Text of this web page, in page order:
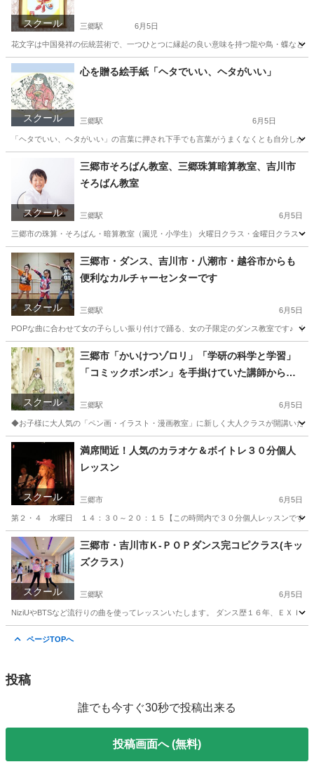
スクール 三郷駅 6月5日
花文字は中国発祥の伝統芸術で、一つひとつに縁起の良い意味を持つ龍や鳥・蝶など
埼玉 三郷市 三郷駅 その他 花文字
スクール
心を贈る絵手紙「ヘタでいい、ヘタがいい」
三郷駅 6月5日
「ヘタでいい、ヘタがいい」の言葉に押され下手でも言葉がうまくなくとも自分し
三郷駅 その他 絵手紙
スクール
三郷市そろばん教室、三郷珠算暗算教室、吉川市
そろばん教室
三郷駅 6月5日
三郷市の珠算・そろばん・暗算教室（園児・小学生） 火曜日クラス・金曜日クラス
埼玉 三郷市 三郷駅 その他 そろばん
スクール
三郷市・ダンス、吉川市・八潮市・越谷市からも
便利なカルチャーセンターです
三郷駅 6月5日
POPな曲に合わせて女の子らしい振り付けで踊る、女の子限定のダンス教室です♪ 《
埼玉 三郷市 三郷駅 その他 埼玉 三郷市 三郷中央駅
その他 カルチャーセンター
スクール
三郷市「かいけつゾロリ」「学研の科学と学習」
「コミックボンボン」を手掛けていた講師から学
三郷駅 6月5日
◆お子様に大人気の「ペン画・イラスト・漫画教室」に新しく大人クラスが開講いた
埼玉 三郷市 三郷駅 イラスト
スクール
満席間近！人気のカラオケ＆ボイトレ３０分個人
レッスン
三郷市 6月5日
第２・４ 水曜日 １４：３０～２０：１５【この時間内で３０分個人レッスンです】
埼玉 三郷市 カラオケ 個人
スクール
三郷市・吉川市Ｋ-ＰＯＰダンス完コピクラス(キッ
ズクラス）
三郷駅 6月5日
NiziUやBTSなど流行りの曲を使ってレッスンいたします。 ダンス歴１６年、ＥＸＩ
ページTOPへ
投稿
誰でも今すぐ30秒で投稿出来る
投稿画面へ (無料)